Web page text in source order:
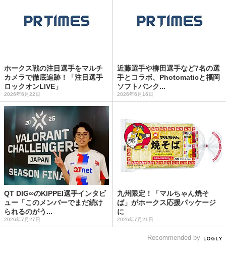
ホークス戦の注目選手をマルチ
カメラで徹底追跡！「注目選手
ロックオンLIVE」
2026年6月22日
近藤選手や柳田選手など7名の選
手とコラボ、Photomaticと福岡
ソフトバンク...
2026年6月16日
QT DIG∞のKIPPEI選手インタビ
ュー「このメンバーでまだ続け
られるのがう...
2026年7月27日
九州限定！「マルちゃん焼そ
ば」がホークス応援パッケージ
に
2026年7月21日
Recommended by